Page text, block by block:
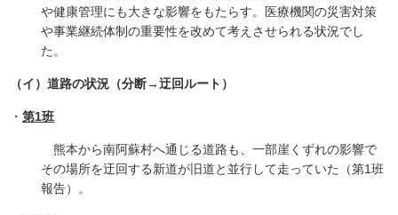
や健康管理にも大きな影響をもたらす。医療機関の災害対策
や事業継続体制の重要性を改めて考えさせられる状況でし
た。
（イ）道路の状況（分断→迂回ルート）
・第1班
熊本から南阿蘇村へ通じる道路も、一部崖くずれの影響で
その場所を迂回する新道が旧道と並行して走っていた（第1班
報告）。